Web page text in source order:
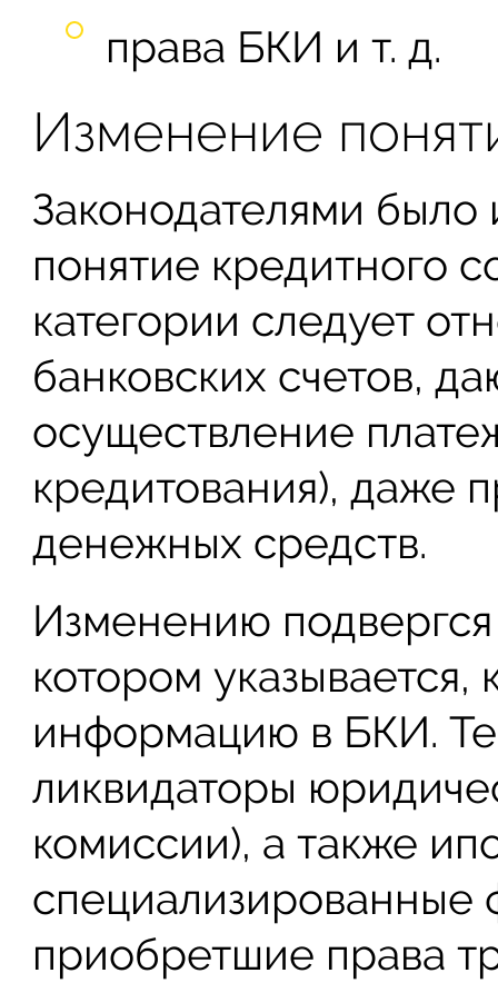
права БКИ и т. д.
Изменение
Законодателями
понятие кредитного
категории следует
банковских счетов,
осуществление
кредитования), даже
денежных средств.
Изменению подвергся
котором указывается,
информацию в БКИ.
ликвидаторы
комиссии), а также
специализированные
приобретшие права